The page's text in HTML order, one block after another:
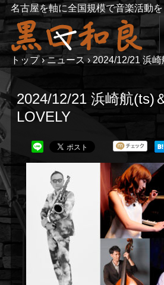
名古屋を軸に全国規模で音楽活動
トップ › ニュース › 2024/12/21 浜
2024/12/21 浜崎航(ts)
LOVELY